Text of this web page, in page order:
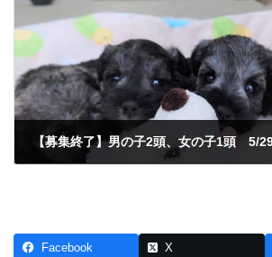
【募集終了】男の子2頭、女の子1頭 5/
Facebook X